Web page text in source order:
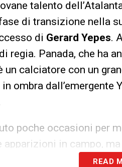
talento
di transizione nella
di Gerard Yepes.
regia. Panada, che ha
un calciatore con un
in ombra
poche occasioni per
in campo,
dove Pirlo gli ha
READ